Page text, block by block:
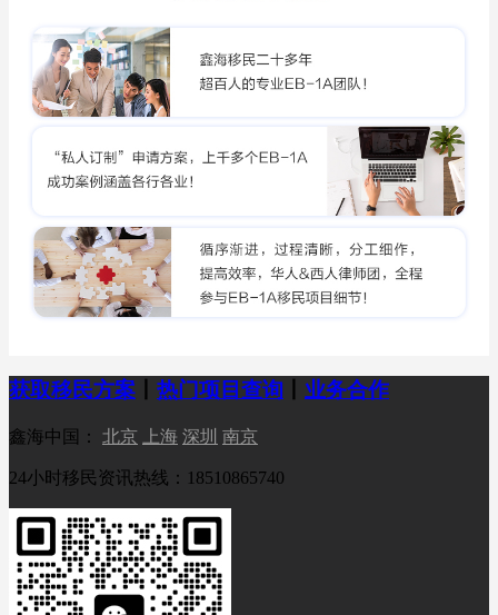
获取移民方案 热门项目查询 业务合作
鑫海中国： 北京 上海 深圳 南京
24小时移民资讯热线：18510865740